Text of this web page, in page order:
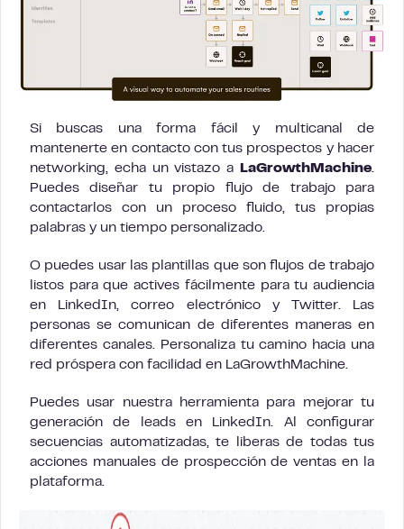
Si buscas una forma fácil y multicanal de
mantenerte en contacto con tus prospectos y hacer
networking, echa un vistazo a
LaGrowthMachine.
Puedes diseñar tu propio flujo de trabajo para
contactarlos con un proceso fluido, tus propias
palabras y un tiempo personalizado.
O puedes usar las plantillas que son flujos de trabajo
listos para que actives fácilmente para tu audiencia
en LinkedIn, correo electrónico y Twitter. Las
personas se comunican de diferentes maneras en
diferentes canales. Personaliza tu camino hacia una
red próspera con facilidad en LaGrowthMachine.
Puedes usar nuestra herramienta para mejorar tu
generación de leads en LinkedIn. Al configurar
secuencias automatizadas, te liberas de todas tus
acciones manuales de prospección de ventas en la
plataforma.